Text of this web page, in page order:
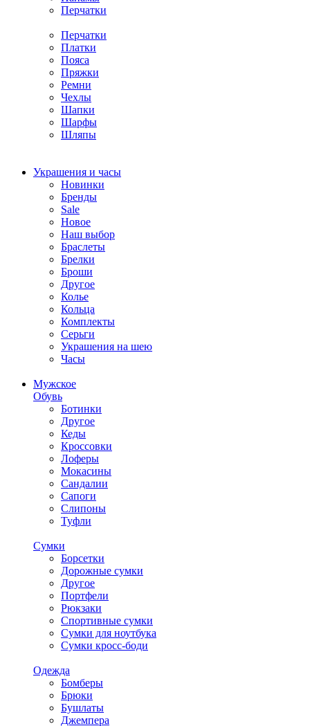
Перчатки
Перчатки
Платки
Пояса
Пряжки
Ремни
Чехлы
Шапки
Шарфы
Шляпы
Украшения и часы
Новинки
Бренды
Sale
Новое
Наш выбор
Браслеты
Брелки
Броши
Другое
Колье
Кольца
Комплекты
Серьги
Украшения на шею
Часы
Мужское
Обувь
Ботинки
Другое
Кеды
Кроссовки
Лоферы
Мокасины
Сандалии
Сапоги
Слипоны
Туфли
Сумки
Борсетки
Дорожные сумки
Другое
Портфели
Рюкзаки
Спортивные сумки
Сумки для ноутбука
Сумки кросс-боди
Одежда
Бомберы
Брюки
Бушлаты
Джемпера